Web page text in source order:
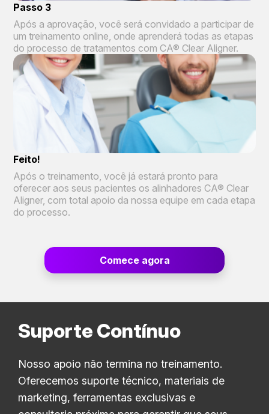
Passo 3
Após a aprovação, você será convidado a participar de
um treinamento online, onde aprenderá todas as etapas
do processo de tratamentos com CA® Clear Aligner.
Feito!
Após o treinamento, você já estará pronto para
oferecer aos seus pacientes os alinhadores CA® Clear
Aligner, com total apoio da nossa equipe em cada etapa
do processo.
Comece agora
Suporte Contínuo
Nosso apoio não termina no treinamento.
Oferecemos suporte técnico, materiais de
marketing, ferramentas exclusivas e